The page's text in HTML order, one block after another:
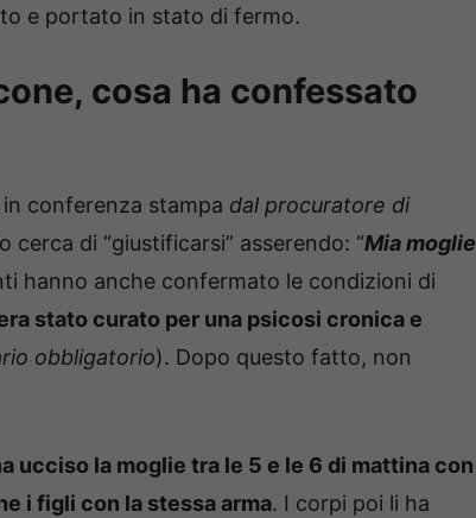
e portato in stato di fermo.
cosa ha confessato
conferenza stampa dal procuratore di
di “giustificarsi” asserendo: “Mia moglie
hanno anche confermato le condizioni di
stato curato per una psicosi cronica e
obbligatorio). Dopo questo fatto, non
ucciso la moglie tra le 5 e le 6 di mattina con
i figli con la stessa arma. I corpi poi li ha